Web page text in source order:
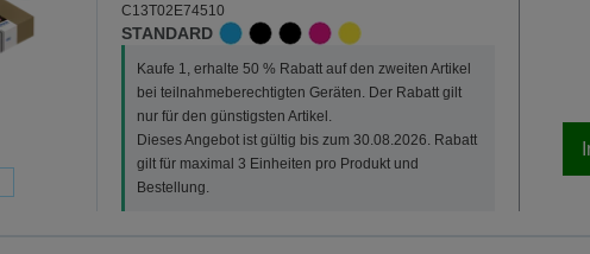
C13T02E74510
STANDARD
Kaufe 1, erhalte 50 % Rabatt auf den zweiten Artikel
bei teilnahmeberechtigten Geräten. Der Rabatt gilt
nur für den günstigsten Artikel.
Dieses Angebot ist gültig bis zum 30.08.2026. Rabatt
gilt für maximal 3 Einheiten pro Produkt und
Bestellung.